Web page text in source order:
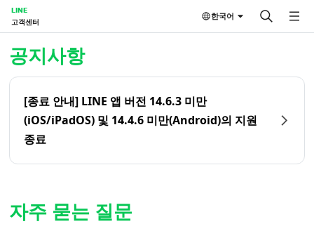
LINE
고객센터
한국어
공지사항
[종료 안내] LINE 앱 버전 14.6.3 미만
(iOS/iPadOS) 및 14.4.6 미만(Android)의 지원
종료
자주 묻는 질문